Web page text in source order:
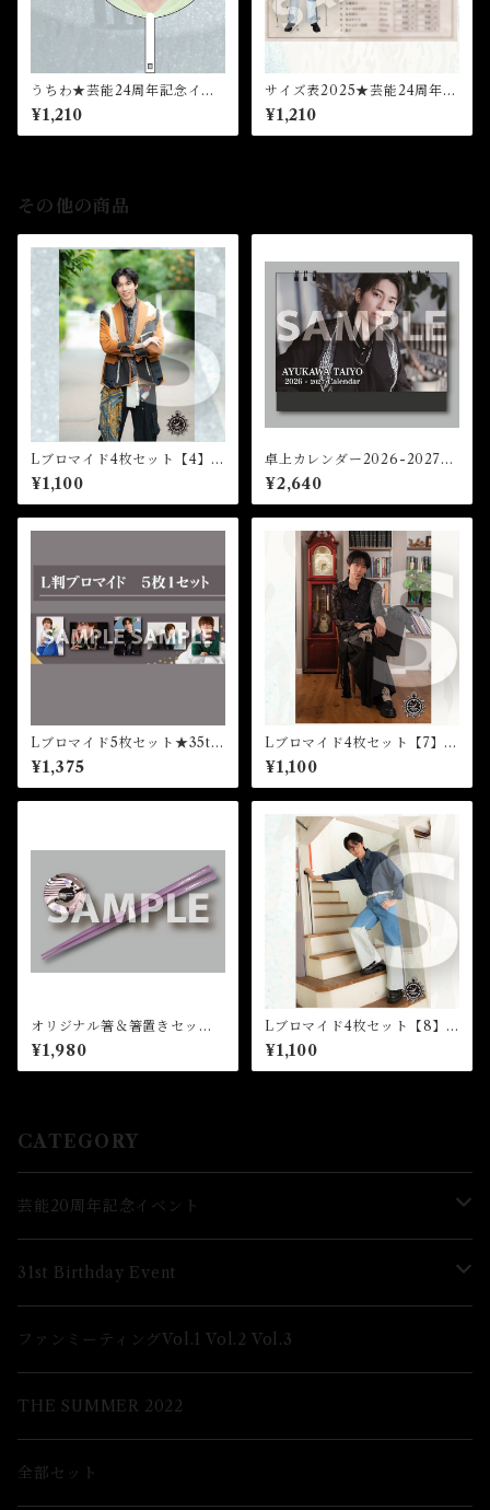
うちわ★芸能24周年記念イベ
ント
¥1,210
サイズ表2025★芸能24周年記
念イベント
¥1,210
その他の商品
Lブロマイド4枚セット【4】
（全8種）★芸能24周年記念イ
ベント
¥1,100
卓上カレンダー2026-2027★
2026FCM
¥2,640
Lブロマイド5枚セット★35th
Birthday Event
¥1,375
Lブロマイド4枚セット【7】
（全8種）★芸能24周年記念イ
ベント
¥1,100
オリジナル箸＆箸置きセット
★2026FCM
¥1,980
Lブロマイド4枚セット【8】
（全8種）★芸能24周年記念イ
ベント
¥1,100
CATEGORY
芸能20周年記念イベント
Lブロマイド
2Lブロマイド
グッズ
31st Birthday Event
Lブロマイド
2Lブロマイド
グッズ
ファンミーティングVol.1 Vol.2 Vol.3
THE SUMMER 2022
全部セット